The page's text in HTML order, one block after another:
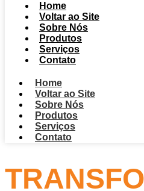
Home
Voltar ao Site
Sobre Nós
Produtos
Serviços
Contato
Home
Voltar ao Site
Sobre Nós
Produtos
Serviços
Contato